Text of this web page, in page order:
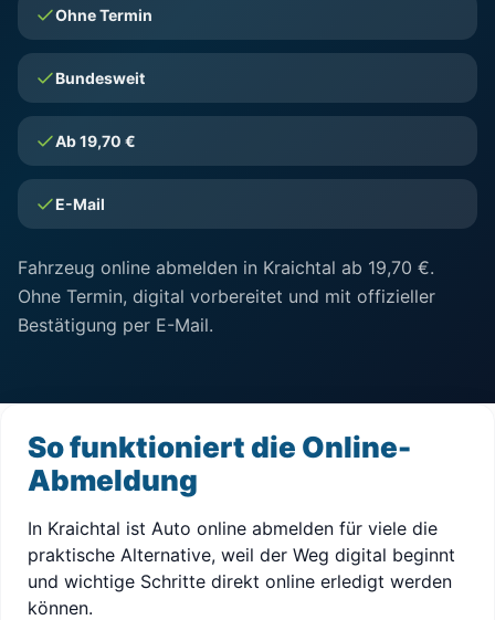
Ohne Termin
Bundesweit
Ab 19,70 €
E-Mail
Fahrzeug online abmelden in Kraichtal ab 19,70 €.
Ohne Termin, digital vorbereitet und mit offizieller
Bestätigung per E-Mail.
So funktioniert die Online-
Abmeldung
In Kraichtal ist Auto online abmelden für viele die
praktische Alternative, weil der Weg digital beginnt
und wichtige Schritte direkt online erledigt werden
können.